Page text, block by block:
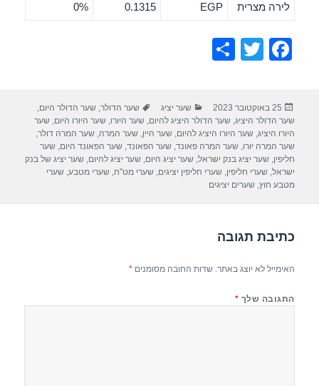
לירה מצרית EGP
0.1315
0%
F
e
b
o
o
T
er
e
פורסם
בתאריך
25 באוקטובר 2023 קטגוריות
שער יציג תגיות
שער הדולר,שער הדולר היום,
שער הדולר היציג,שער הדולר היציג להיום,שער היורו,שער היורו היום,שער
היורו היציג,שער היורו היציג להיום,שער היין,שער המרה,שער המרה דולר,
שער המרה יורו,שער המרה פאונד,שער הפאונד,שער הפאונד היום,שער
חליפין,שער יציג בנק ישראל,שער יציג היום,שער יציג להיום,שער יציג של בנק
ישראל,שערי חליפין,שערי חליפין יציגים,שערי מט"ח,שערי מטבע,שערי
מטבע חוץ,שערים יציגים
כתיבת תגובה
האימייל לא יוצג באתר. שדות החובה מסומנים*
התגובה שלך *